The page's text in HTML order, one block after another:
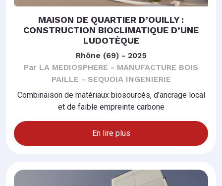
MAISON DE QUARTIER D’OUILLY :
CONSTRUCTION BIOCLIMATIQUE D’UNE
LUDOTÈQUE
Rhône (69) - 2025
Par LA MEDIOSPHERE - MANUFACTURE BOIS
PAILLE - SEQUOIA INGENIERIE
Combinaison de matériaux biosourcés, d'ancrage local
et de faible empreinte carbone
En lire plus